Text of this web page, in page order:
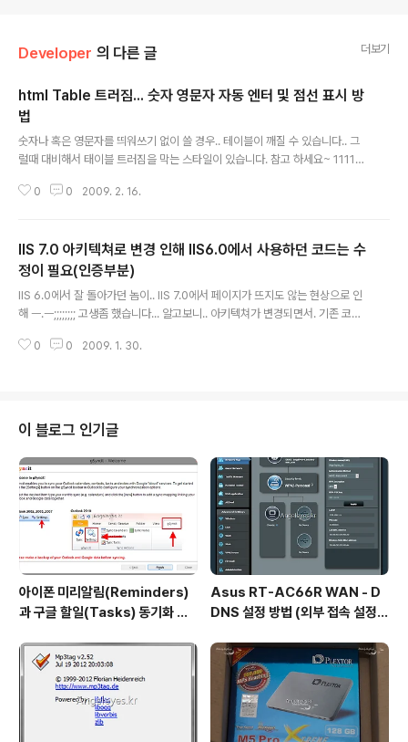
Developer 의 다른 글 더보기
html Table 트러짐... 숫자 영문자 자동 엔터 및 점선 표시 방
법
숫자나 혹은 영문자를 띄워쓰기 없이 쓸 경우.. 테이블이 깨질 수 있습니다.. 그
럴때 대비해서 태이블 트러짐을 막는 스타일이 있습니다. 참고 하세요~ 111111
위 방법은 하나의 컬럼에 적용하는 방법이며, 자동 줄 바꿈입니다.. 1111111111
dddddddd 위 방법은 컬럼 마지막에 점선 표시하는 형태입니다.. 참고 하세요
~ 참.. 까다롭습니다 ㅡ.ㅡ;;;;;;;;;;;;; 웹에..
0 0 2009. 2. 16.
IIS 7.0 아키텍쳐로 변경 인해 IIS6.0에서 사용하던 코드는 수
정이 필요(인증부분)
IIS 6.0에서 잘 돌아가던 놈이.. IIS 7.0에서 페이지가 뜨지도 않는 현상으로 인
해 ㅡ.ㅡ;;;;;;;; 고생좀 했습니다... 알고보니.. 아키텍쳐가 변경되면서. 기존 코드
경하는 작업이 필요합니다. 통합이 Default, 클래식으로 변경하시면 되는데...
0 0 2009. 1. 30.
이 블로그 인기글
아이폰 미리알림(Reminders)
과 구글 할일(Tasks) 동기화 하
Asus RT-AC66R WAN - D
DNS 설정 방법 (외부 접속 설정